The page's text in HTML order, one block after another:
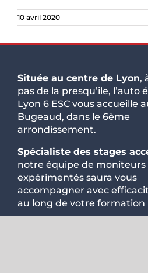
10 avril 2020
Située au centre de Lyon,
pas de la presqu’ile, l’auto
Lyon 6 ESC vous accueille
Bugeaud, dans le 6ème
arrondissement.
Spécialiste des stages
notre équipe de moniteurs
expérimentés saura vous
accompagner avec
au long de votre formation